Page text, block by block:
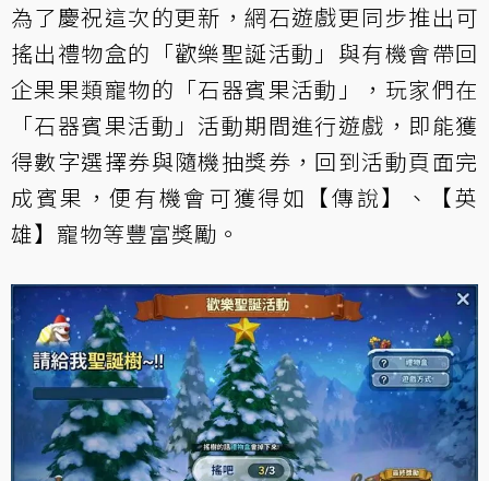
為了慶祝這次的更新，網石遊戲更同步推出可
搖出禮物盒的「歡樂聖誕活動」與有機會帶回
企果果類寵物的「石器賓果活動」，玩家們在
「石器賓果活動」活動期間進行遊戲，即能獲
得數字選擇券與隨機抽獎券，回到活動頁面完
成賓果，便有機會可獲得如【傳說】、【英
雄】寵物等豐富獎勵。